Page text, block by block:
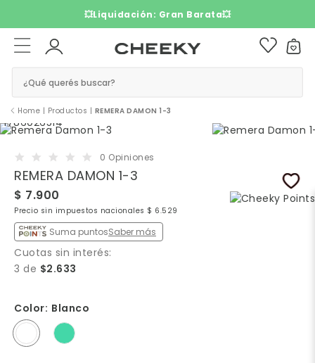
3 cuotas sin interés​ ​
¿Qué querés buscar?
Home | Productos | REMERA DAMON 1-3
0 Opiniones
REMERA DAMON 1-3
$ 7.900
Precio sin impuestos nacionales $ 6.529
Suma puntosSaber más
Cuotas sin interés:
3 de $2.633
Color: Blanco